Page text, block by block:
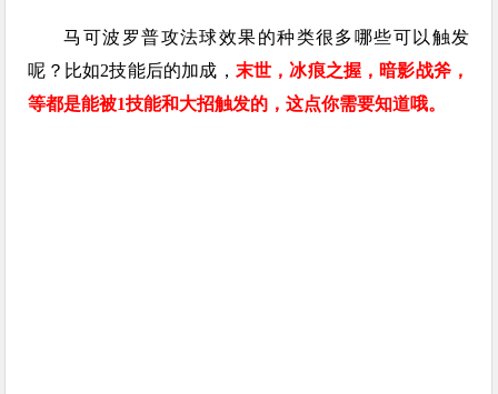
马可波罗普攻法球效果的种类很多哪些可以触发
呢？比如2技能后的加成， 末世，冰痕之握，暗影战斧，
等都是能被1技能和大招触发的，这点你需要知道哦。